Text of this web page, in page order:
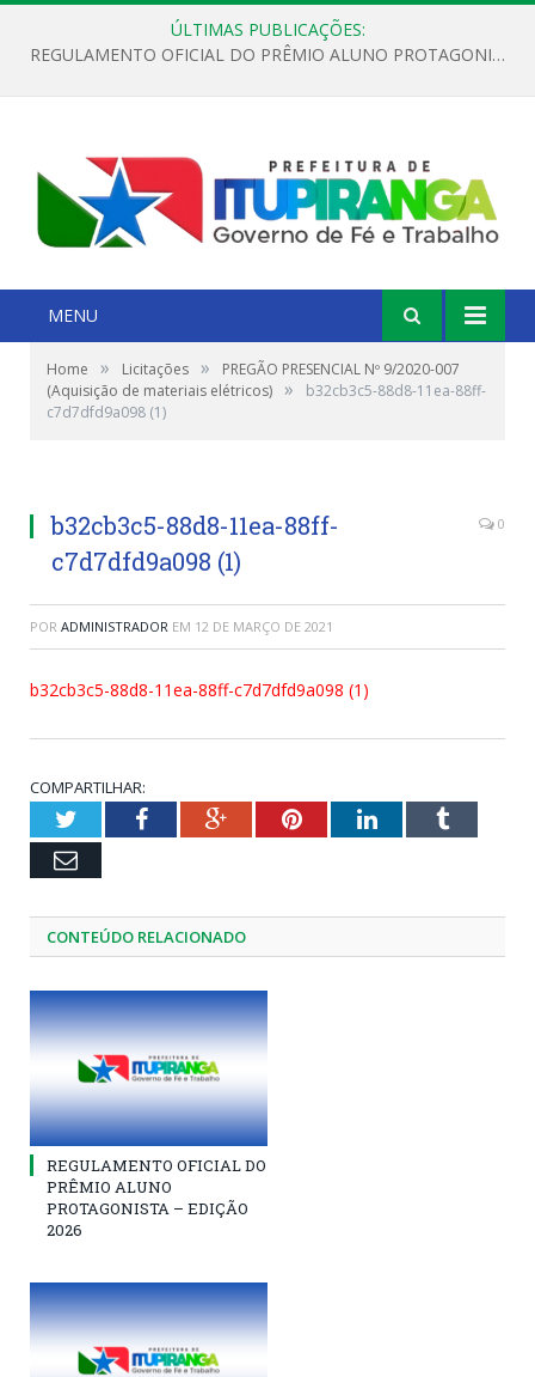
ÚLTIMAS PUBLICAÇÕES:
REGULAMENTO OFICIAL DO PRÊMIO ALUNO PROTAGONISTA – EDIÇÃO 2026
MENU
Home » Licitações »
PREGÃO PRESENCIAL Nº 9/2020-007
(Aquisição de materiais elétricos) »
b32cb3c5-88d8-11ea-88ff-
c7d7dfd9a098 (1)
b32cb3c5-88d8-11ea-88ff-
c7d7dfd9a098 (1)
0
POR ADMINISTRADOR EM 12 DE MARÇO DE 2021
b32cb3c5-88d8-11ea-88ff-c7d7dfd9a098 (1)
COMPARTILHAR:
TwitterFacebookGoogle+PinterestLinkedInTumblr
Email
CONTEÚDO RELACIONADO
REGULAMENTO OFICIAL DO
PRÊMIO ALUNO
PROTAGONISTA – EDIÇÃO
2026